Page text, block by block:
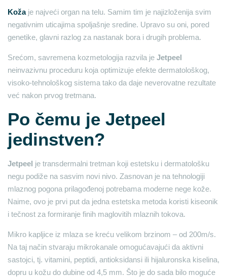
Koža je najveći organ na telu. Samim tim je najizloženija svim
negativnim uticajima spoljašnje sredine. Upravo su oni, pored
genetike, glavni razlog za nastanak bora i drugih problema.
Srećom, savremena kozmetologija razvila je Jetpeel
neinvazivnu proceduru koja optimizuje efekte dermatološkog,
visoko-tehnološkog sistema tako da daje neverovatne rezultate
već nakon prvog tretmana.
Po čemu je Jetpeel
jedinstven?
Jetpeel je transdermalni tretman koji estetsku i dermatološku
negu podiže na sasvim novi nivo. Zasnovan je na tehnologiji
mlaznog pogona prilagođenoj potrebama moderne nege kože.
Naime, ovo je prvi put da jedna estetska metoda koristi kiseonik
i tečnost za formiranje finih maglovitih mlaznih tokova.
Mikro kapljice iz mlaza se kreću velikom brzinom – od 200m/s.
Na taj način stvaraju mikrokanale omogućavajući da aktivni
sastojci, tj. vitamini, peptidi, antioksidansi ili hijaluronska kiselina,
dopru u kožu do dubine od 4,5 mm. Što je do sada bilo moguće